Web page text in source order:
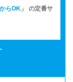
円
らOK 」 の定番サ